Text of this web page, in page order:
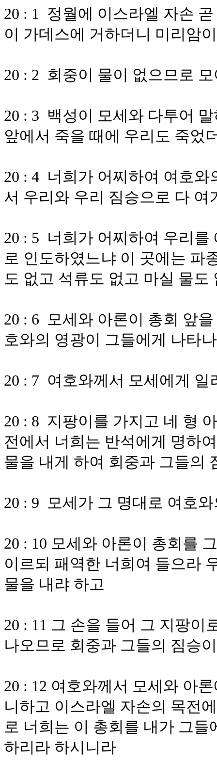
20 : 1 정월에 이스라엘 자손
이 가데스에 거하더니 미리암
20 : 2 회중이 물이 없으므로
20 : 3 백성이 모세와 다투어
앞에서 죽을 때에 우리도 죽었
20 : 4 너희가 어찌하여 여호
서 우리와 우리 짐승으로 다 여
20 : 5 너희가 어찌하여 우리
로 인도하였느냐 이 곳에는 파
도 없고 석류도 없고 마실 물도
20 : 6 모세와 아론이 총회 앞
호와의 영광이 그들에게 나타
20 : 7 여호와께서 모세에게 일
20 : 8 지팡이를 가지고 네 형
전에서 너희는 반석에게 명하
물을 내게 하여 회중과 그들의
20 : 9 모세가 그 명대로 여호
20 : 10 모세와 아론이 총회를
이르되 패역한 너희여 들으라
물을 내랴 하고
20 : 11 그 손을 들어 그 지팡이
나오므로 회중과 그들의 짐승
20 : 12 여호와께서 모세와 아
니하고 이스라엘 자손의 목전
로 너희는 이 총회를 내가 그
하리라 하시니라